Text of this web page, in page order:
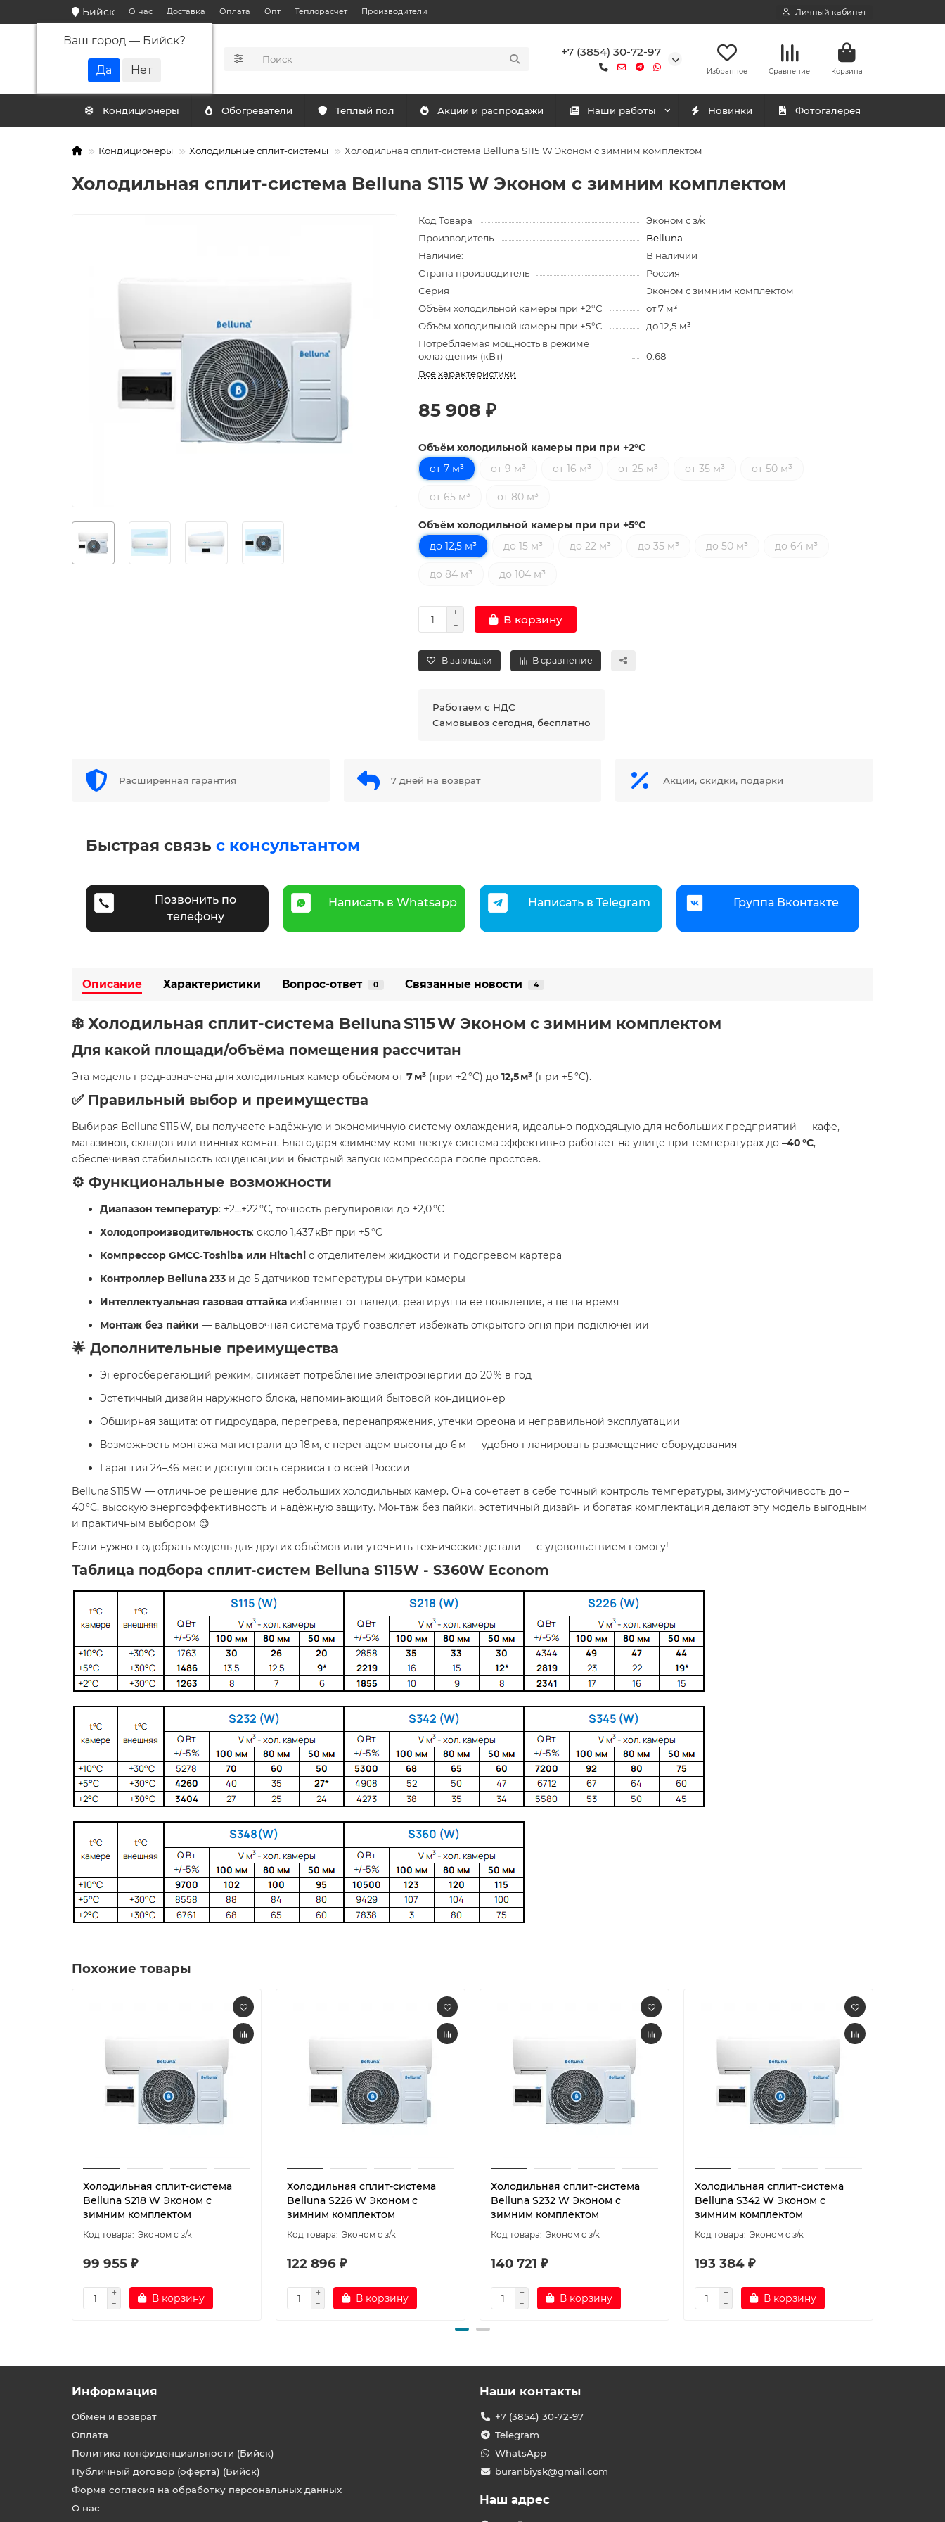
Бийск
Ваш город — Бийск?
О нас Доставка Оплата Опт Теплорасчет Производители Личный кабинет
+7 (3854) 30-72-97
Избранное Сравнение Корзина
Кондиционеры Обогреватели Тёплый пол Акции и распродажи Наши работы Новинки Фотогалерея
Кондиционеры Холодильные сплит-системы Холодильная сплит-система Belluna S115 W Эконом с зимним комплектом
Холодильная сплит-система Belluna S115 W Эконом с зимним комплектом
Код Товара
Эконом с з/к
Производитель
Belluna
Наличие:
В наличии
Страна производитель
Россия
Серия
Эконом с зимним комплектом
Объём холодильной камеры при +2°С
от 7 м³
Объём холодильной камеры при +5°С
до 12,5 м³
Потребляемая мощность в режиме
охлаждения (кВт)
0.68
Все характеристики
85 908 ₽
Объём холодильной камеры при при +2°С
от 7 м³
от 9 м³ от 16 м³ от 25 м³ от 35 м³ от 50 м³
от 65 м³ от 80 м³
Объём холодильной камеры при при +5°С
до 12,5 м³
до 15 м³ до 22 м³ до 35 м³ до 50 м³ до 64 м³
до 84 м³ до 104 м³
В корзину
В закладки В сравнение
Работаем с НДС
Самовывоз сегодня, бесплатно
Расширенная гарантия 7 дней на возврат Акции, скидки, подарки
Быстрая связь с консультантом
Позвонить по
телефону
Написать в Whatsapp Написать в Telegram Группа Вконтакте
Описание Характеристики Вопрос-ответ 0 Связанные новости 4
❄️ Холодильная сплит-система Belluna S115 W Эконом с зимним комплектом
Для какой площади/объёма помещения рассчитан
Эта модель предназначена для холодильных камер объёмом от 7 м³ (при +2 °C) до 12,5 м³ (при +5 °C).
✅ Правильный выбор и преимущества
Выбирая Belluna S115 W, вы получаете надёжную и экономичную систему охлаждения, идеально подходящую для небольших предприятий — кафе,
магазинов, складов или винных комнат. Благодаря «зимнему комплекту» система эффективно работает на улице при температурах до –40 °C,
обеспечивая стабильность конденсации и быстрый запуск компрессора после простоев.
⚙️ Функциональные возможности
Диапазон температур: +2…+22 °C, точность регулировки до ±2,0 °C
Холодопроизводительность: около 1,437 кВт при +5 °C
Компрессор GMCC‑Toshiba или Hitachi с отделителем жидкости и подогревом картера
Контроллер Belluna 233 и до 5 датчиков температуры внутри камеры
Интеллектуальная газовая оттайка избавляет от наледи, реагируя на её появление, а не на время
Монтаж без пайки — вальцовочная система труб позволяет избежать открытого огня при подключении
🌟 Дополнительные преимущества
Энергосберегающий режим, снижает потребление электроэнергии до 20 % в год
Эстетичный дизайн наружного блока, напоминающий бытовой кондиционер
Обширная защита: от гидроудара, перегрева, перенапряжения, утечки фреона и неправильной эксплуатации
Возможность монтажа магистрали до 18 м, с перепадом высоты до 6 м — удобно планировать размещение оборудования
Гарантия 24–36 мес и доступность сервиса по всей России
Belluna S115 W — отличное решение для небольших холодильных камер. Она сочетает в себе точный контроль температуры, зиму-устойчивость до –
40 °C, высокую энергоэффективность и надёжную защиту. Монтаж без пайки, эстетичный дизайн и богатая комплектация делают эту модель выгодным
и практичным выбором 😊
Если нужно подобрать модель для других объёмов или уточнить технические детали — с удовольствием помогу!
Таблица подбора сплит-систем Belluna S115W - S360W Econom
Похожие товары
Холодильная сплит-система
Belluna S218 W Эконом с
зимним комплектом
Эконом с з/к
99 955 ₽
В корзину
Холодильная сплит-система
Belluna S226 W Эконом с
зимним комплектом
Эконом с з/к
122 896 ₽
В корзину
Холодильная сплит-система
Belluna S232 W Эконом с
зимним комплектом
Эконом с з/к
140 721 ₽
В корзину
Холодильная сплит-система
Belluna S342 W Эконом с
зимним комплектом
Эконом с з/к
193 384 ₽
В корзину
Информация
Обмен и возврат
Оплата
Политика конфиденциальности (Бийск)
Публичный договор (оферта) (Бийск)
Форма согласия на обработку персональных данных
О нас
Наши контакты
+7 (3854) 30-72-97
Telegram
WhatsApp
buranbiysk@gmail.com
Наш адрес